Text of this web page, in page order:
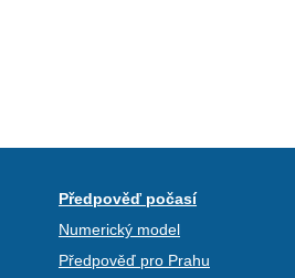
Předpověď počasí
Numerický model
Předpověď pro Prahu